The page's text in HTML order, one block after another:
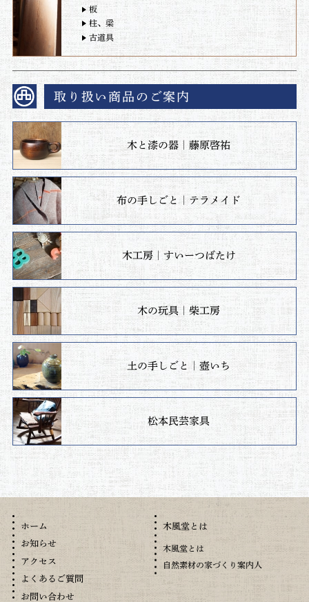
板
柱、梁
古道具
取り扱い商品のご案内
木と漆の器｜藤原啓祐
布の手しごと｜テラメイド
木工房｜すいーつばたけ
木の玩具｜柴工房
土の手しごと｜壺いち
松本民芸家具
ホーム
お知らせ
アクセス
よくあるご質問
お問い合わせ
木風堂とは
木風堂とは
自然素材の家づくり案内人